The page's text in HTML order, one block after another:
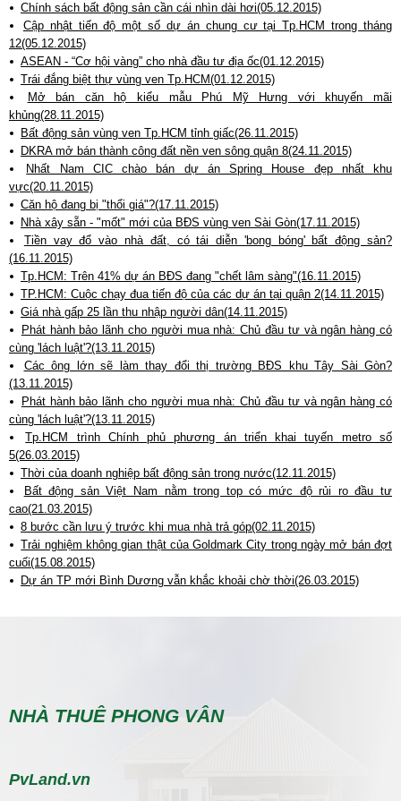
Chính sách bất động sản cần cái nhìn dài hơi(05.12.2015)
Cập nhật tiến độ một số dự án chung cư tại Tp.HCM trong tháng
12(05.12.2015)
ASEAN - “Cơ hội vàng” cho nhà đầu tư địa ốc(01.12.2015)
Trái đắng biệt thự vùng ven Tp.HCM(01.12.2015)
Mở bán căn hộ kiểu mẫu Phú Mỹ Hưng với khuyến mãi
khủng(28.11.2015)
Bất động sản vùng ven Tp.HCM tỉnh giấc(26.11.2015)
DKRA mở bán thành công đất nền ven sông quận 8(24.11.2015)
Nhất Nam CIC chào bán dự án Spring House đẹp nhất khu
vực(20.11.2015)
Căn hộ đang bị "thổi giá"?(17.11.2015)
Nhà xây sẵn - "mốt" mới của BĐS vùng ven Sài Gòn(17.11.2015)
Tiền vay đổ vào nhà đất, có tái diễn 'bong bóng' bất động sản?
(16.11.2015)
Tp.HCM: Trên 41% dự án BĐS đang "chết lâm sàng"(16.11.2015)
TP.HCM: Cuộc chạy đua tiến độ của các dự án tại quận 2(14.11.2015)
Giá nhà gấp 25 lần thu nhập người dân(14.11.2015)
Phát hành bảo lãnh cho người mua nhà: Chủ đầu tư và ngân hàng có
cùng 'lách luật'?(13.11.2015)
Các ông lớn sẽ làm thay đổi thị trường BĐS khu Tây Sài Gòn?
(13.11.2015)
Phát hành bảo lãnh cho người mua nhà: Chủ đầu tư và ngân hàng có
cùng 'lách luật'?(13.11.2015)
Tp.HCM trình Chính phủ phương án triển khai tuyến metro số
5(26.03.2015)
Thời của doanh nghiệp bất động sản trong nước(12.11.2015)
Bất động sản Việt Nam nằm trong top có mức độ rủi ro đầu tư
cao(21.03.2015)
8 bước cần lưu ý trước khi mua nhà trả góp(02.11.2015)
Trải nghiệm không gian thật của Goldmark City trong ngày mở bán đợt
cuối(15.08.2015)
Dự án TP mới Bình Dương vẫn khắc khoải chờ thời(26.03.2015)
NHÀ THUÊ PHONG VÂN
PvLand.vn